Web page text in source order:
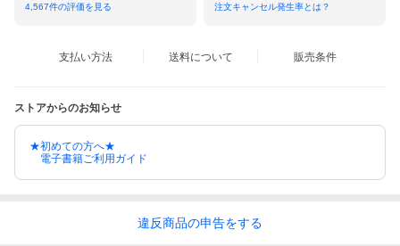
4,567件の評価を見る 注文キャンセル発生率とは？
支払い方法 送料について 販売条件
ストアからのお知らせ
★初めての方へ★
電子書籍ご利用ガイド
違反商品の申告をする